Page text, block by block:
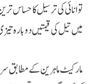
توانائی کی ترسیل کا حساس
میں تیل کی قیمتیں دوبارہ
مارکیٹ ماہرین کے مطابق